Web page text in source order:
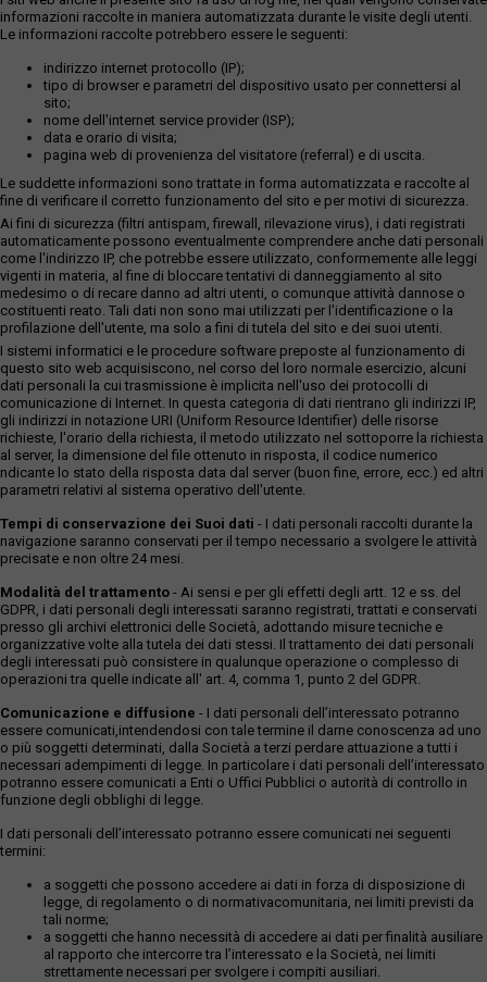
informazioni raccolte in maniera automatizzata durante le visite degli utenti.
Le informazioni raccolte potrebbero essere le seguenti:
indirizzo internet protocollo (IP);
tipo di browser e parametri del dispositivo usato per connettersi al
sito;
nome dell'internet service provider (ISP);
data e orario di visita;
pagina web di provenienza del visitatore (referral) e di uscita.
Le suddette informazioni sono trattate in forma automatizzata e raccolte al
fine di verificare il corretto funzionamento del sito e per motivi di sicurezza.
Ai fini di sicurezza (filtri antispam, firewall, rilevazione virus), i dati registrati
automaticamente possono eventualmente comprendere anche dati personali
come l'indirizzo IP, che potrebbe essere utilizzato, conformemente alle leggi
vigenti in materia, al fine di bloccare tentativi di danneggiamento al sito
medesimo o di recare danno ad altri utenti, o comunque attività dannose o
costituenti reato. Tali dati non sono mai utilizzati per l'identificazione o la
profilazione dell'utente, ma solo a fini di tutela del sito e dei suoi utenti.
I sistemi informatici e le procedure software preposte al funzionamento di
questo sito web acquisiscono, nel corso del loro normale esercizio, alcuni
dati personali la cui trasmissione è implicita nell'uso dei protocolli di
comunicazione di Internet. In questa categoria di dati rientrano gli indirizzi IP,
gli indirizzi in notazione URI (Uniform Resource Identifier) delle risorse
richieste, l'orario della richiesta, il metodo utilizzato nel sottoporre la richiesta
al server, la dimensione del file ottenuto in risposta, il codice numerico
ndicante lo stato della risposta data dal server (buon fine, errore, ecc.) ed altri
parametri relativi al sistema operativo dell'utente.
Tempi di conservazione dei Suoi dati - I dati personali raccolti durante la
navigazione saranno conservati per il tempo necessario a svolgere le attività
precisate e non oltre 24 mesi.
Modalità del trattamento - Ai sensi e per gli effetti degli artt. 12 e ss. del
GDPR, i dati personali degli interessati saranno registrati, trattati e conservati
presso gli archivi elettronici delle Società, adottando misure tecniche e
organizzative volte alla tutela dei dati stessi. Il trattamento dei dati personali
degli interessati può consistere in qualunque operazione o complesso di
operazioni tra quelle indicate all' art. 4, comma 1, punto 2 del GDPR.
Comunicazione e diffusione - I dati personali dell’interessato potranno
essere comunicati,intendendosi con tale termine il darne conoscenza ad uno
o più soggetti determinati, dalla Società a terzi perdare attuazione a tutti i
necessari adempimenti di legge. In particolare i dati personali dell’interessato
potranno essere comunicati a Enti o Uffici Pubblici o autorità di controllo in
funzione degli obblighi di legge.
I dati personali dell’interessato potranno essere comunicati nei seguenti
termini:
a soggetti che possono accedere ai dati in forza di disposizione di
legge, di regolamento o di normativacomunitaria, nei limiti previsti da
tali norme;
a soggetti che hanno necessità di accedere ai dati per finalità ausiliare
al rapporto che intercorre tra l’interessato e la Società, nei limiti
strettamente necessari per svolgere i compiti ausiliari.